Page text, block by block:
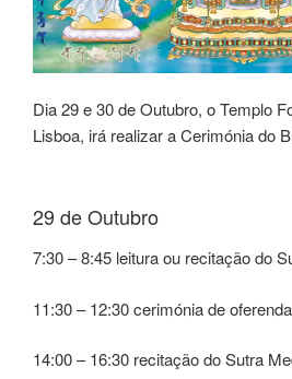
Dia 29 e 30 de Outubro, o Templo
Lisboa, irá realizar a Cerimónia do
29 de Outubro
7:30 – 8:45 leitura ou recitação do
11:30 – 12:30 cerimónia de oferenda
14:00 – 16:30 recitação do Sutra